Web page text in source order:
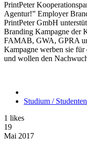
PrintPeter
Agentur!” Employer
PrintPeter GmbH
Branding Kampagne der
FAMAB, GWA, GPRA
Kampagne werben sie
und wollen den
Studium / Studenten
1 likes
19
Mai 2017